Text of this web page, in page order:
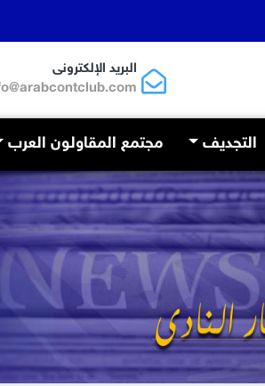
البريد الإلكترونى
التجديف مجتمع المقاولون العرب